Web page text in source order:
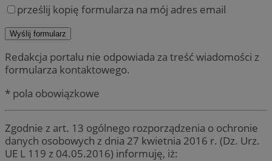
prześlij kopię formularza na mój adres email
Redakcja portalu nie odpowiada za treść wiadomości z
formularza kontaktowego.
* pola obowiązkowe
Zgodnie z art. 13 ogólnego rozporządzenia o ochronie
danych osobowych z dnia 27 kwietnia 2016 r. (Dz. Urz.
UE L 119 z 04.05.2016) informuję, iż: